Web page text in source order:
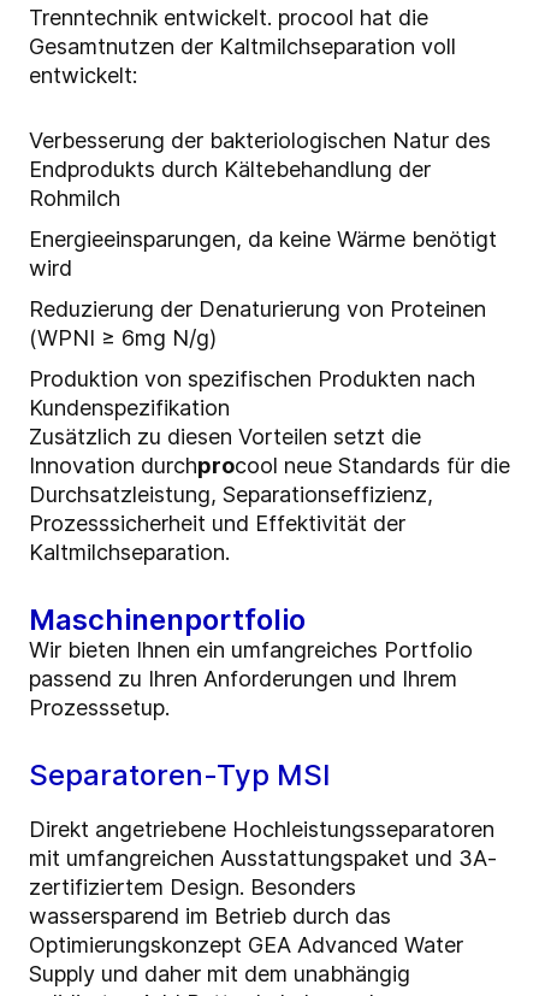
Trenntechnik entwickelt. procool hat die
Gesamtnutzen der Kaltmilchseparation voll
entwickelt:
Verbesserung der bakteriologischen Natur des
Endprodukts durch Kältebehandlung der
Rohmilch
Energieeinsparungen, da keine Wärme benötigt
wird
Reduzierung der Denaturierung von Proteinen
(WPNI ≥ 6mg N/g)
Produktion von spezifischen Produkten nach
Kundenspezifikation
Zusätzlich zu diesen Vorteilen setzt die
Innovation durchprocool neue Standards für die
Durchsatzleistung, Separationseffizienz,
Prozesssicherheit und Effektivität der
Kaltmilchseparation.
Maschinenportfolio
Wir bieten Ihnen ein umfangreiches Portfolio
passend zu Ihren Anforderungen und Ihrem
Prozesssetup.
Separatoren-Typ MSI
Direkt angetriebene Hochleistungsseparatoren
mit umfangreichen Ausstattungspaket und 3A-
zertifiziertem Design. Besonders
wassersparend im Betrieb durch das
Optimierungskonzept GEA Advanced Water
Supply und daher mit dem unabhängig